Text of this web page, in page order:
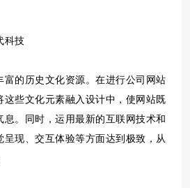
科技
富的历史文化资源。在进行公司网站
这些文化元素融入设计中，使网站既
。同时，运用最新的互联网技术和
现、交互体验等方面达到极致，从